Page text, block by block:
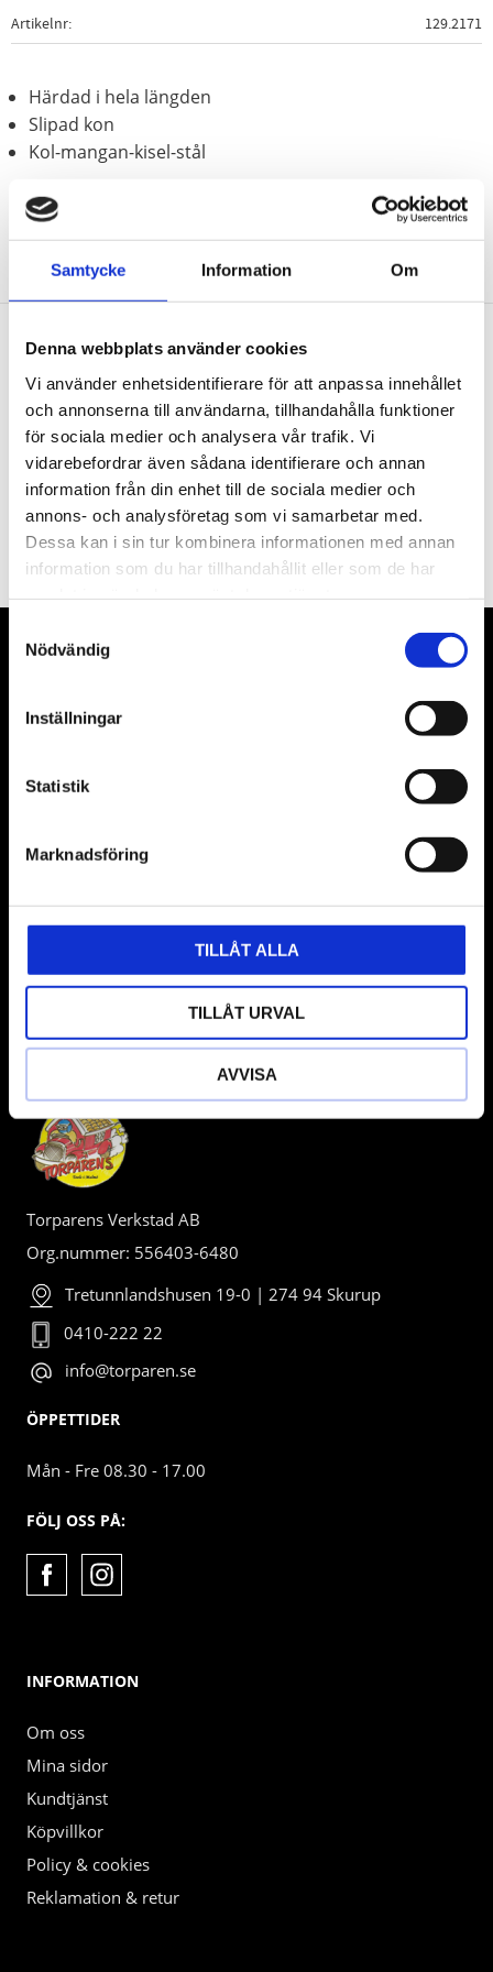
Samtycke Information Om
Denna webbplats använder cookies
Vi använder enhetsidentifierare för att anpassa innehållet
och annonserna till användarna, tillhandahålla funktioner
för sociala medier och analysera vår trafik. Vi
vidarebefordrar även sådana identifierare och annan
information från din enhet till de sociala medier och
annons- och analysföretag som vi samarbetar med.
Dessa kan i sin tur kombinera informationen med annan
information som du har tillhandahållit eller som de har
Nödvändig
Inställningar
Statistik
Marknadsföring
TILLÅT ALLA
TILLÅT URVAL
AVVISA
Artikelnr 129.2171
Härdad i hela längden
Slipad kon
Kol-mangan-kisel-stål
Nyhetsbrev
PRENUMERERA
Dina personuppgifter behandlas i enlighet med vårintegritetspolicy.
VÅRA LEVERANTÖRER
Våra främsta leverantörer är KS Tools verktyg, ATH billyftar
& däckmaskiner och Master luftmaskiner. Kontakta oss
gärna om vad som helst då vi gör vårt yttersta för att hjälpa
BUTIK
Torparens Verkstad AB
Org.nummer: 556403-6480
Tretunnlandshusen 19-0 | 274 94 Skurup
0410-222 22
info@torparen.se
ÖPPETTIDER
Mån - Fre 08.30 - 17.00
FÖLJ OSS PÅ:
INFORMATION
Om oss
Mina sidor
Kundtjänst
Köpvillkor
Policy & cookies
Reklamation & retur